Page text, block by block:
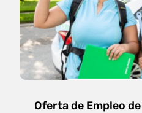
Oferta de Empleo